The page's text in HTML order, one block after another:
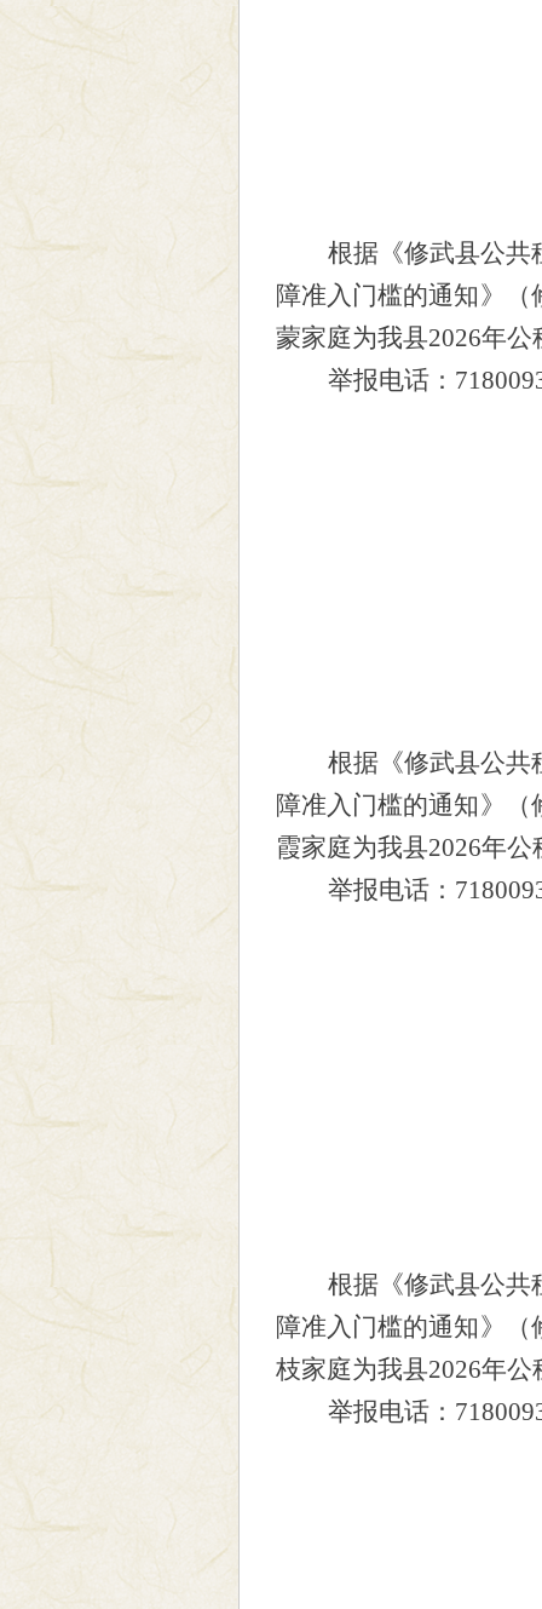
根据《修武县公共
障准入门槛的通知》（
蒙家庭为我县2026年
举报电话：
根据《修武县公共
障准入门槛的通知》（
霞家庭为我县2026年
举报电话：
根据《修武县公共
障准入门槛的通知》（
枝家庭为我县2026年
举报电话：